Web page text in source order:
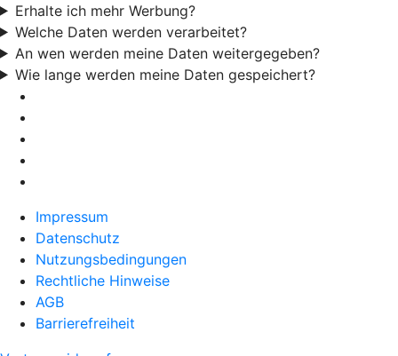
Erhalte ich mehr Werbung?
Welche Daten werden verarbeitet?
An wen werden meine Daten weitergegeben?
Wie lange werden meine Daten gespeichert?
Impressum
Datenschutz
Nutzungsbedingungen
Rechtliche Hinweise
AGB
Barrierefreiheit